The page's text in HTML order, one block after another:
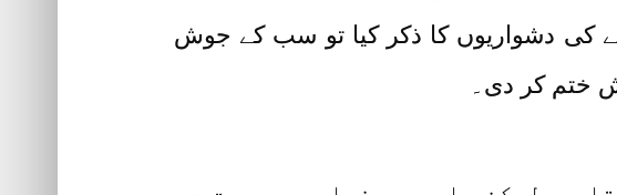
کی دشواریوں کا ذکر کیا تو سب کے جوش
ختم کر دی۔